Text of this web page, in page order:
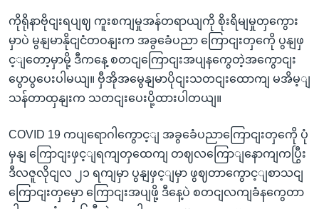
ကိုရိုနာဗိုငျးရပျဈ ကူးစကျမှုအန်တရာယျကို စိုးရိမျမှုတှကွေား
မှာပဲ မွနျမာနိုငျငံတဝနျးက အခွခေံပညာ ကြောငျးတှကေို ပွနျဖှ
င့ျတော့မှာမို့ ဒီကနေ့ စတငျကြောငျးအပျနကွေတဲ့အကွောငျး
ပွောပွပေးပါမယျ။ ဗှီအိုအမွေနျမာပိုငျးသတငျးထောကျ မအိမ့ျ
သန်တာထှနျးက သတငျးပေးပို့ထားပါတယျ။
COVID 19 ကပျရောဂါကွောင့ျ အခွခေံပညာကြောငျးတှကေို ပုံ
မှနျ ကြောငျးဖှင့ျရကျတှထေကျ တဈလကြောျနောကျကပြွီး
ဒီလဇူလိုငျလ ၂၁ ရကျမှာ ပွနျဖှင့ျမှာ ဖွဈတာကွောင့ျစာသငျ
ကြောငျးတှမှော ကြောငျးအပျဖို့ ဒီနေ့ပဲ စတငျလကျခံနကွေတာ